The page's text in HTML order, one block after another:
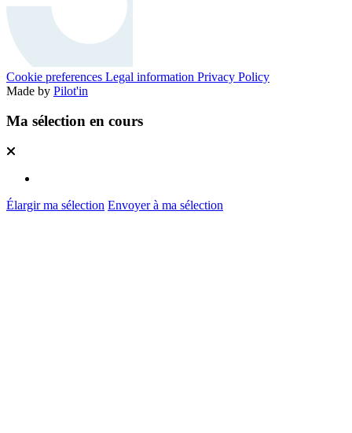
Cookie preferences Legal information Privacy Policy
Made by Pilot'in
Ma sélection en cours
Élargir ma sélection Envoyer à ma sélection